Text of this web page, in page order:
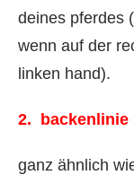
deines pferdes
wenn auf der
linken hand).
2. backenlinie
ganz ähnlich